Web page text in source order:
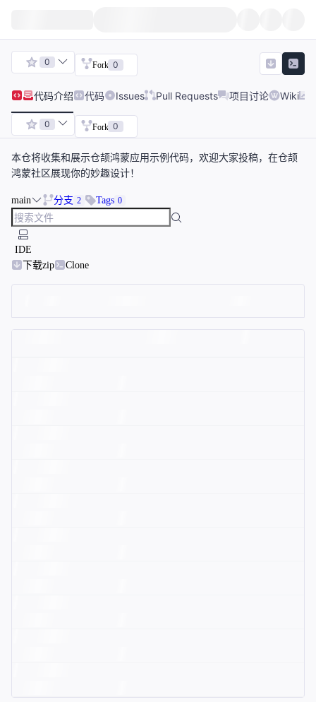
0 Fork 0
代码介绍 代码 Issues Pull Requests 项目讨论 Wiki
0 Fork 0
本仓将收集和展示仓颉鸿蒙应用示例代码，欢迎大家投稿，在仓颉
鸿蒙社区展现你的妙趣设计！
main 分支 2 Tags 0
IDE
下载zip
Clone